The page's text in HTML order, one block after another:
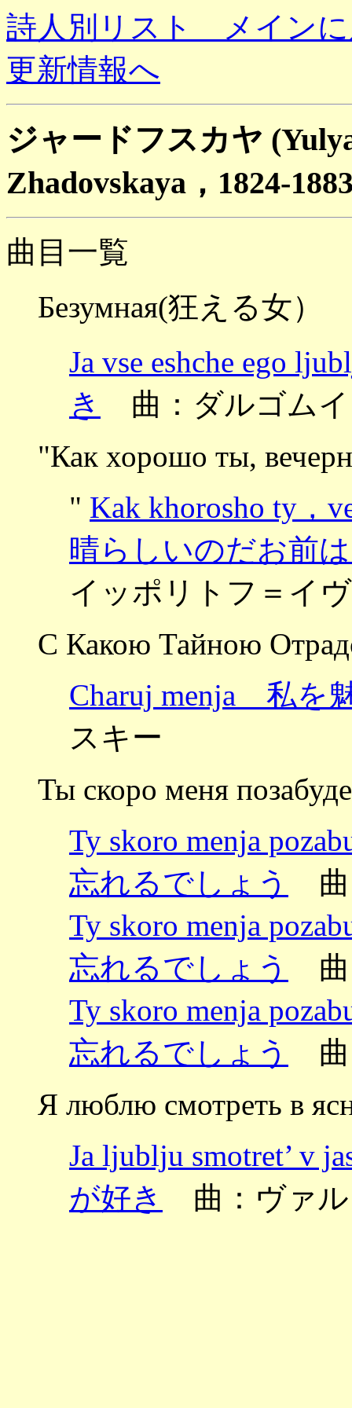
詩人別リスト メイン
更新情報へ
ジャードフスカヤ
Zhadovskaya，1824-
曲目一覧
Безумная(狂える女）
Ja vse eshche ego
き
曲：ダルゴム
"Как хорошо ты,
" Kak khorosho ty，
晴らしいのだお前
イッポリトフ＝イ
С Какою Тайною
Charuj menja 私を
スキー
Ты скоро меня
Ty skoro menja
忘れるでしょう
曲
Ty skoro menja
忘れるでしょう
曲
Ty skoro menja
忘れるでしょう
曲
Я люблю смотреть в
Ja ljublju smotret’ v
が好き
曲：ヴァ